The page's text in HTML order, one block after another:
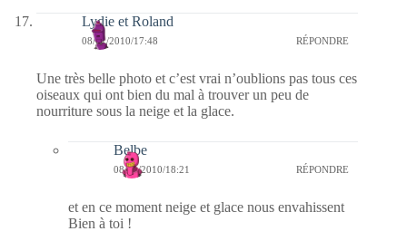
Lydie et Roland
08/01/2010/17:48 RÉPONDRE
Une très belle photo et c’est vrai n’oublions pas tous ces
oiseaux qui ont bien du mal à trouver un peu de
nourriture sous la neige et la glace.
Belbe
08/01/2010/18:21 RÉPONDRE
et en ce moment neige et glace nous envahissent
Bien à toi !